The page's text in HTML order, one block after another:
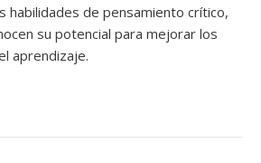
habilidades de pensamiento crítico,
su potencial para mejorar los
aprendizaje.